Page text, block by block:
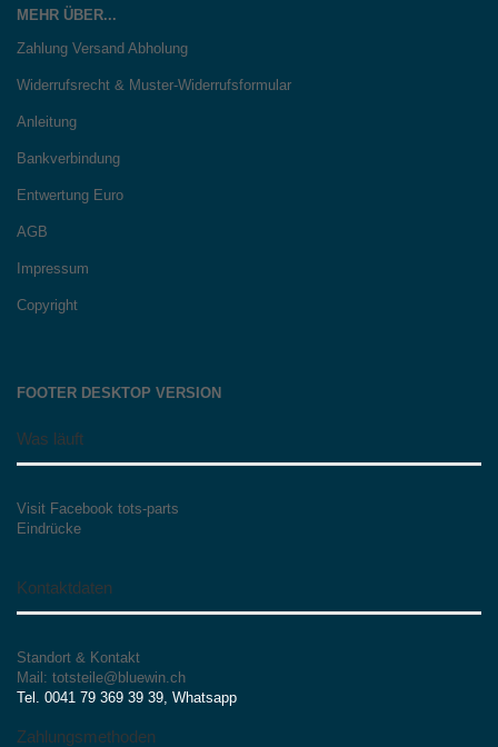
MEHR ÜBER...
Zahlung Versand Abholung
Widerrufsrecht & Muster-Widerrufsformular
Anleitung
Bankverbindung
Entwertung Euro
AGB
Impressum
Copyright
FOOTER DESKTOP VERSION
Was läuft
Visit Facebook tots-parts
Eindrücke
Kontaktdaten
Standort & Kontakt
Mail: totsteile@bluewin.ch
Tel. 0041 79 369 39 39, Whatsapp
Zahlungsmethoden